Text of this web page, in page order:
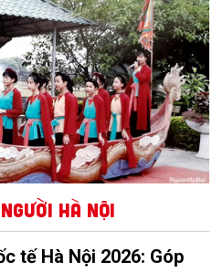
Hà Nội
tế Hà Nội 2026: Góp